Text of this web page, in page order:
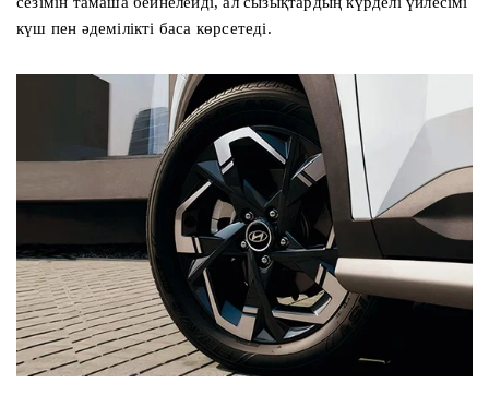
күш пен әдемілікті баса көрсетеді.